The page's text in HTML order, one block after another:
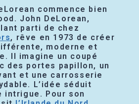
commence bien
John DeLorean,
parti de chez
, rêve en 1973 de créer
moderne et
Il imagine un coupé
des portes papillon, un
et une carrosserie
L’idée séduit
intrigue. Pour son